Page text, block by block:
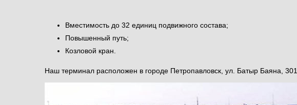
Вместимость до 32 единиц подвижного состава;
Повышенный путь;
Козловой кран.
Наш терминал расположен в городе Петропавловск, ул. Батыр Баяна,